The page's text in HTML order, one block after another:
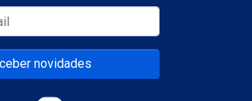
novidades